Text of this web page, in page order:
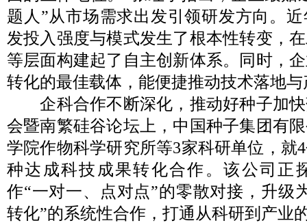
题人”从市场需求出发引领研发方向。
发投入强度与模式发生了根本性转变，
等层面构建起了自主创新体系。同时，
转化的最佳载体，能便捷推动技术落地
企科合作不断深化，推动好种子加快
会暨南繁硅谷论坛上，中国种子集团有
学院作物科学研究所等3家科研单位，就
种达成科技成果转化合作。该公司正
作“一对一、点对点”的零散对接，升级
转化”的系统性合作，打通从科研到产业